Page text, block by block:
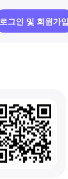
로그인 및 회원가입